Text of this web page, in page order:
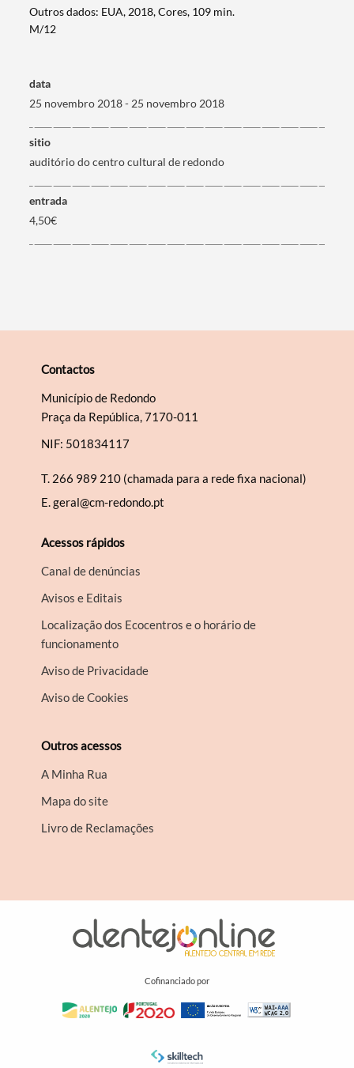
Categorias gerais
Outros dados: EUA, 2018, Cores, 109 min.
M/12
data
25 novembro 2018 - 25 novembro 2018
sitio
auditório do centro cultural de redondo
entrada
4,50€
Contactos
Município de Redondo
Praça da República, 7170-011
NIF: 501834117
T. 266 989 210 (chamada para a rede fixa nacional)
E.geral@cm-redondo.pt
Acessos rápidos
Canal de denúncias
Avisos e Editais
Localização dos Ecocentros e o horário de
funcionamento
Aviso de Privacidade
Aviso de Cookies
Outros acessos
A Minha Rua
Mapa do site
Livro de Reclamações
Cofinanciado por